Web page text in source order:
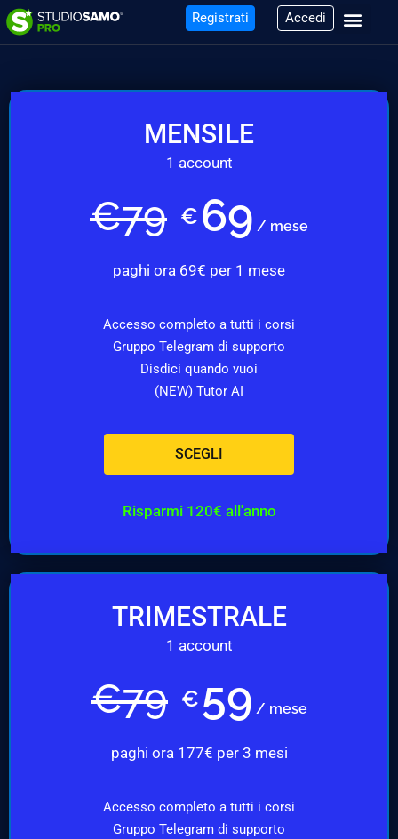
Registrati Accedi
MENSILE
1 account
€79 € 69 / mese
paghi ora 69€ per 1 mese
Accesso completo a tutti i corsi
Gruppo Telegram di supporto
Disdici quando vuoi
(NEW) Tutor AI
SCEGLI
Risparmi 120€ all'anno
TRIMESTRALE
1 account
€79 € 59 / mese
paghi ora 177€ per 3 mesi
Accesso completo a tutti i corsi
Gruppo Telegram di supporto